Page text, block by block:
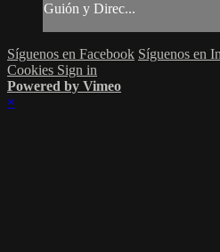
Guión y Direc...
Síguenos en Facebook Síguenos en
Cookies Sign in
Powered by Vimeo
×